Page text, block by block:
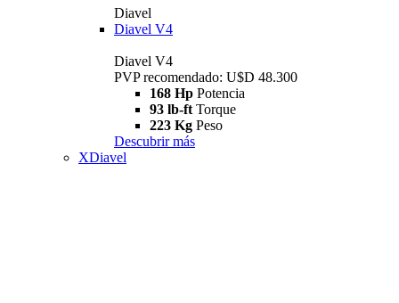
Diavel
Diavel V4
Diavel V4
PVP recomendado: U$D 48.300
168 Hp Potencia
93 lb-ft Torque
223 Kg Peso
Descubrir más
XDiavel